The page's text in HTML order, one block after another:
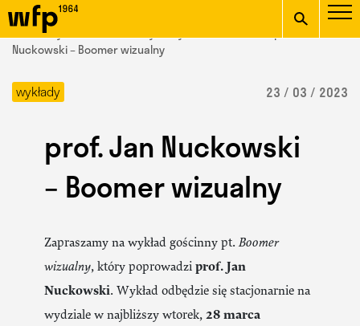
Oficjalna witryna
Wydziału Form
Przemysłowych ASP w
Krakowie
wpisz szukaną frazę
/ Wydział Form Przemysłowych /
Nuckowski – Boomer wizualny
wykłady 23 / 03 / 2023
prof. Jan Nuckowski
– Boomer wizualny
Zapraszamy na wykład gościnny pt.Boomer
wizualny, który poprowadzi prof. Jan
Nuckowski. Wykład odbędzie się stacjonarnie na
wydziale w najbliższy wtorek, 28 marca